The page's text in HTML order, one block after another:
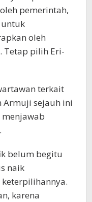
pemerintah,
untuk
oleh
Tetap pilih Eri-
terkait
Armuji sejauh ini
belum begitu
naik
karena